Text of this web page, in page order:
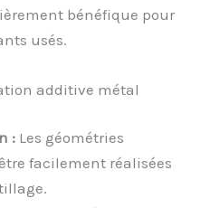
bénéfique pour
usés.
additive métal
: Les géométries
facilement réalisées